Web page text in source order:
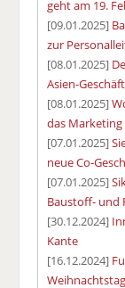
geht am 19.
[09.01.2025]
zur
[08.01.2025]
Asien-
[08.01.2025]
das Marketing
[07.01.2025]
neue Co-
[07.01.2025]
Baustoff- und
[30.12.2024]
Kante
[16.12.2024]